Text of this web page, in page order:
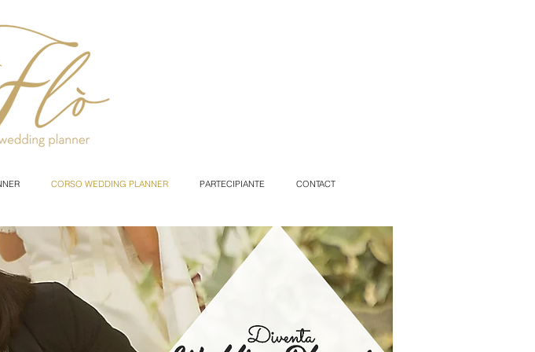
CORSO WEDDING PLANNER PARTECIPIANTE CONTACT